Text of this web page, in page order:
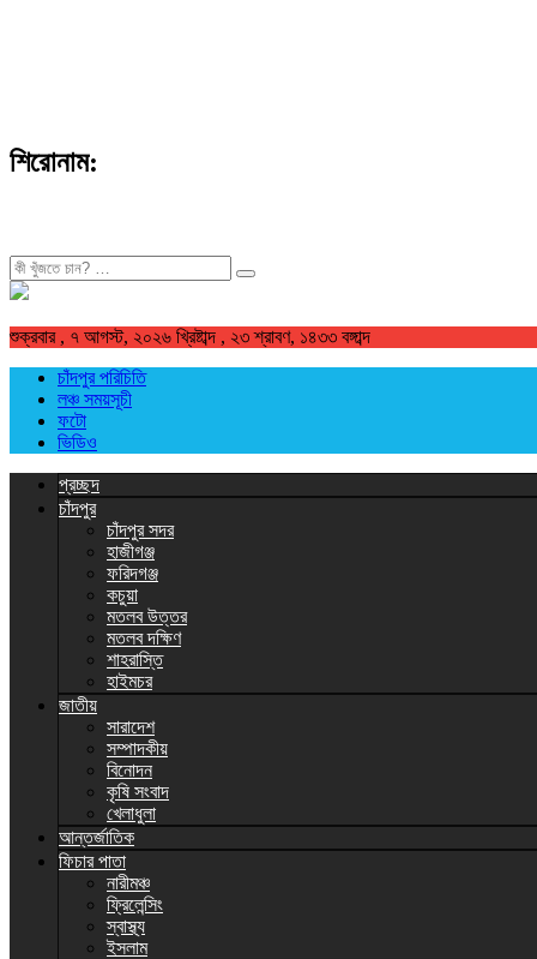
শিরোনাম:
খুজুন
শুক্রবার , ৭ আগস্ট, ২০২৬ খ্রিষ্টাব্দ , ২৩ শ্রাবণ, ১৪৩৩ বঙ্গাব্দ
চাঁদপুর পরিচিতি
লঞ্চ সময়সূচী
ফটো
ভিডিও
প্রচ্ছদ
চাঁদপুর
চাঁদপুর সদর
হাজীগঞ্জ
ফরিদগঞ্জ
কচুয়া
মতলব উত্তর
মতলব দক্ষিণ
শাহরাস্তি
হাইমচর
জাতীয়
সারাদেশ
সম্পাদকীয়
বিনোদন
কৃষি সংবাদ
খেলাধুলা
আন্তর্জাতিক
ফিচার পাতা
নারীমঞ্চ
ফ্রিলেন্সিং
স্বাস্থ্য
ইসলাম